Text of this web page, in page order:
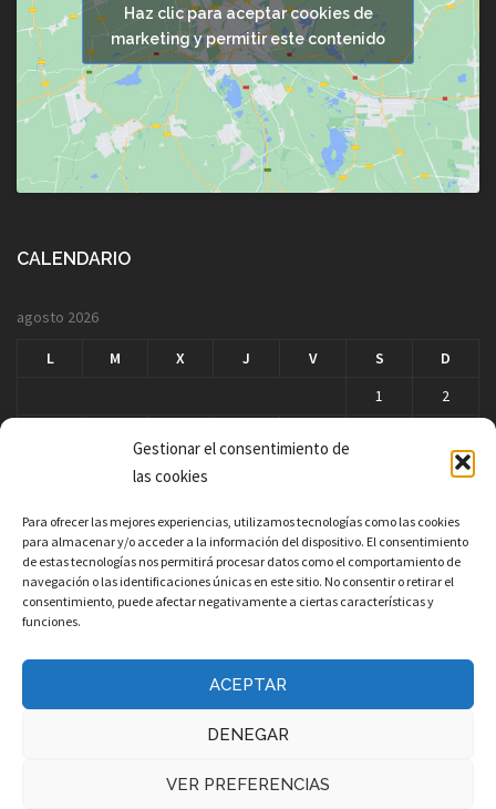
Gestionar el consentimiento de
las cookies
Para ofrecer las mejores experiencias, utilizamos tecnologías como las cookies
para almacenar y/o acceder a la información del dispositivo. El consentimiento
de estas tecnologías nos permitirá procesar datos como el comportamiento de
navegación o las identificaciones únicas en este sitio. No consentir o retirar el
consentimiento, puede afectar negativamente a ciertas características y
funciones.
ACEPTAR
DENEGAR
VER PREFERENCIAS
Haz clic para aceptar cookies de
marketing y permitir este contenido
CALENDARIO
agosto 2026
L M X J V S
D
1
2
12
16
24
25 26 27 28 29
30
31
« Mar